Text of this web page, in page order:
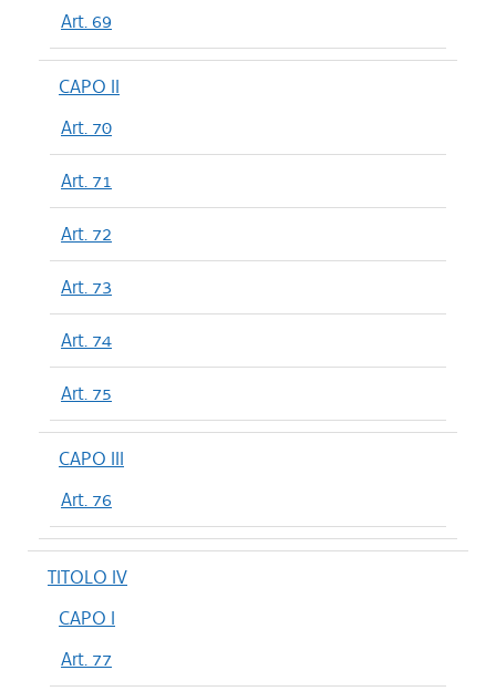
Art. 69
CAPO II
Art. 70
Art. 71
Art. 72
Art. 73
Art. 74
Art. 75
CAPO III
Art. 76
TITOLO IV
CAPO I
Art. 77